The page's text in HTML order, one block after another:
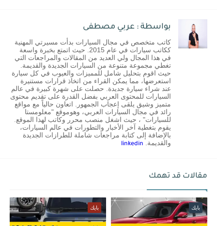
بواسطة : عربي مصطفى
كاتب متخصص في مجال السيارات بدأت مسيرتي المهنية
ككاتب سيارات في عام 2015. حيث اتمتع بخبرة واسعة
في هذا المجال ولي العديد من المقالات والمراجعات التي
تغطي مجموعة متنوعة من السيارات الجديدة والقديمة.
حيث اقوم بتحليل شامل للمميزات والعيوب في كل سيارة
استعرضها، مما يمكن القراء من اتخاذ قرارات مستنيرة
عند شراء سيارة جديدة. حصلت على شهرة كبيرة في عالم
السيارات للمحتوى العربي بفضل القدرة على تقديم محتوى
متميز وشيق يلقى إعجاب الجمهور. اتعاون حالياً مع مواقع
رائد في مجال السيارات العربي، وهوموقع "معلومستا
للسيارات" ، حيث اشغل منصب محرر وكاتب لهذا الموقع.
يقوم بتغطية آخر الأخبار والتطورات في عالم السيارات،
بالإضافة إلى كتابة مراجعات شاملة للطرازات الجديدة
والقديمة.
linkedin
مقالات قد تهمك
بايك بايك